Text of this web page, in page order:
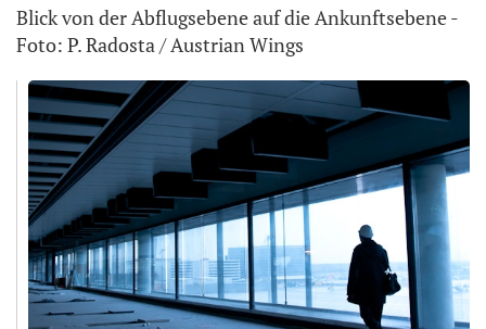
Blick von der Abflugsebene auf die Ankunftsebene -
Foto: P. Radosta / Austrian Wings